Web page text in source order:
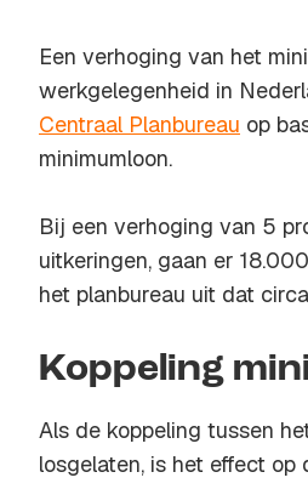
Een verhoging van het
werkgelegenheid in
Centraal Planbureau op
minimumloon.
Bij een verhoging van 5
uitkeringen, gaan er
het planbureau uit dat
Koppeling
Als de koppeling tussen
losgelaten, is het effect op